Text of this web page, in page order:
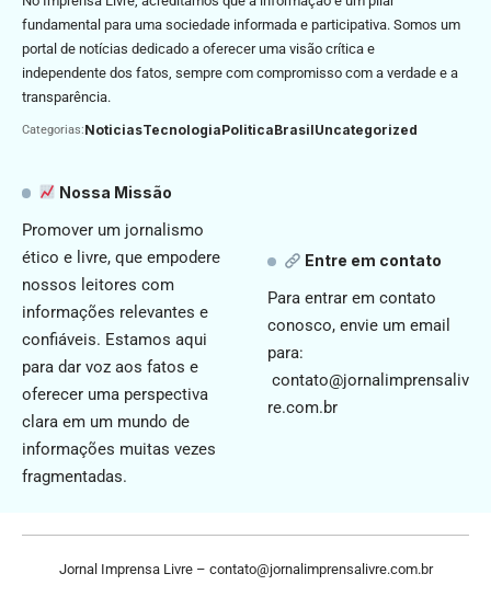
fundamental para uma sociedade informada e participativa. Somos um
portal de notícias dedicado a oferecer uma visão crítica e
independente dos fatos, sempre com compromisso com a verdade e a
transparência.
Categorias:NoticiasTecnologiaPoliticaBrasilUncategorized
Nossa Missão
Promover um jornalismo
ético e livre, que empodere
nossos leitores com
informações relevantes e
confiáveis. Estamos aqui
para dar voz aos fatos e
oferecer uma perspectiva
clara em um mundo de
informações muitas vezes
fragmentadas.
Entre em contato
Para entrar em contato
conosco, envie um email
para:
contato@jornalimprensaliv
re.com.br
Jornal Imprensa Livre – contato@jornalimprensalivre.com.br